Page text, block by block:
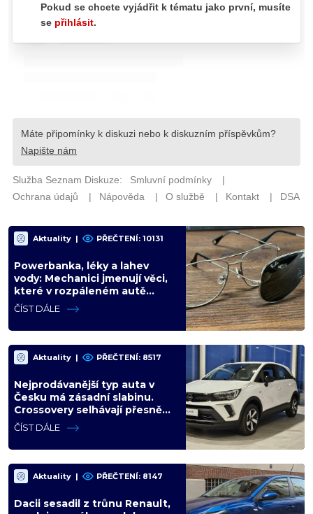
Aktuality | PŘEČTENÍ: 10131
Powerbanka, léky a lahev
vody: Mechanici jmenují věci,
které v rozpáleném autě
nemají co dělat. Hrozí i požár
ČÍST DÁLE
Aktuality | PŘEČTENÍ: 8517
Nejprodávanější typ auta v
Česku má zásadní slabinu.
Crossovery selhávají přesně
tam, kde mají být nejsilnější
ČÍST DÁLE
Aktuality | PŘEČTENÍ: 8147
Dacii sesadil z trůnu Renault,